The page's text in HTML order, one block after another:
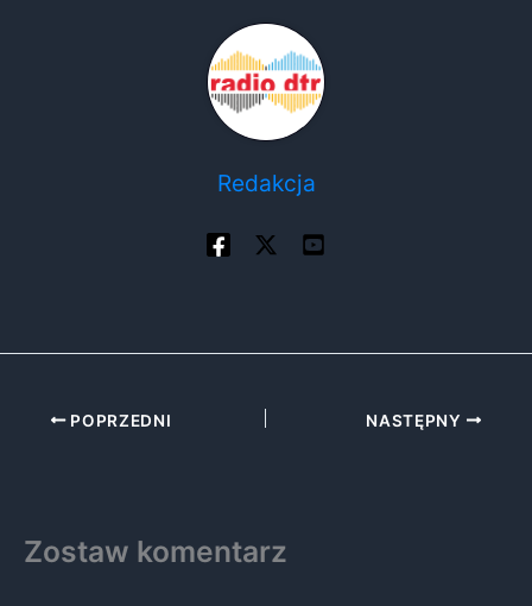
Redakcja
POPRZEDNI NASTĘPNY
Zostaw komentarz